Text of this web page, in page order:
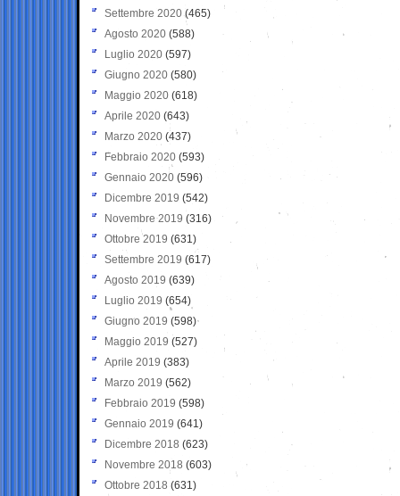
Settembre 2020(465)
Agosto 2020 (588)
Luglio 2020 (597)
Giugno 2020 (580)
Maggio 2020 (618)
Aprile 2020 (643)
Marzo 2020 (437)
Febbraio 2020 (593)
Gennaio 2020 (596)
Dicembre 2019 (542)
Novembre 2019 (316)
Ottobre 2019 (631)
Settembre 2019 (617)
Agosto 2019 (639)
Luglio 2019 (654)
Giugno 2019 (598)
Maggio 2019 (527)
Aprile 2019 (383)
Marzo 2019 (562)
Febbraio 2019 (598)
Gennaio 2019 (641)
Dicembre 2018 (623)
Novembre 2018 (603)
Ottobre 2018 (631)